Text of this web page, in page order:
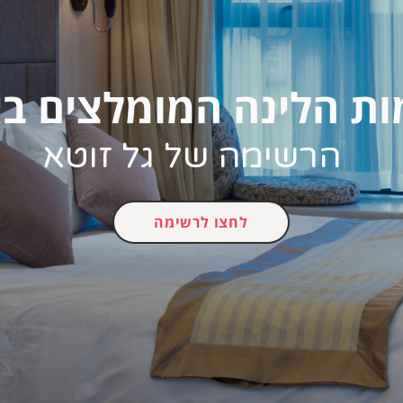
הלינה המומלצים
הרשימה של גל זוטא
לחצו לרשימה